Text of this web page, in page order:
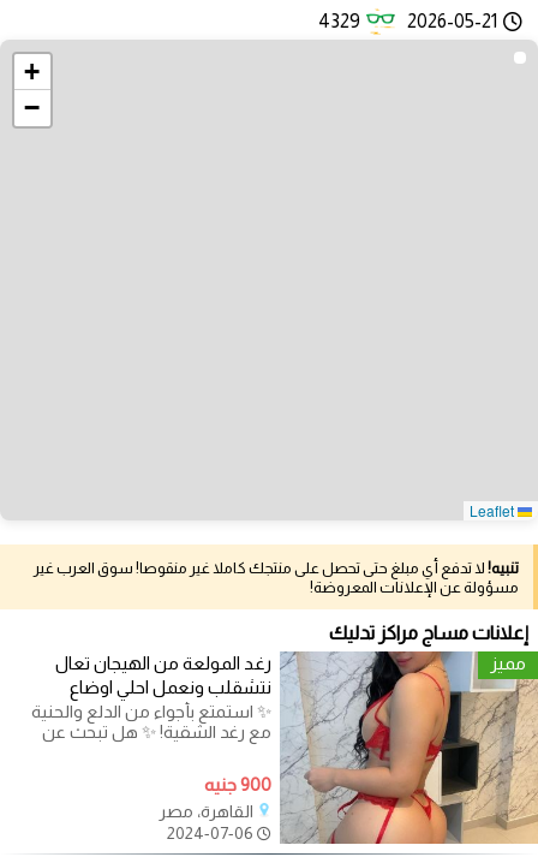
2026-05-21
4329
+
−
تنبيه! لا تدفع أي مبلغ حتى تحصل على منتجك كاملا غير منقوصا! سوق العرب غير
مسؤولة عن الإعلانات المعروضة!
إعلانات مساج مراكز تدليك
مميز
رغد المولعة من الهيجان تعال
نتشقلب ونعمل احلي اوضاع
✨ استمتع بأجواء من الدلع والحنية
مع رغد الشقية! ✨ هل تبحث عن
900 جنيه
القاهرة، مصر